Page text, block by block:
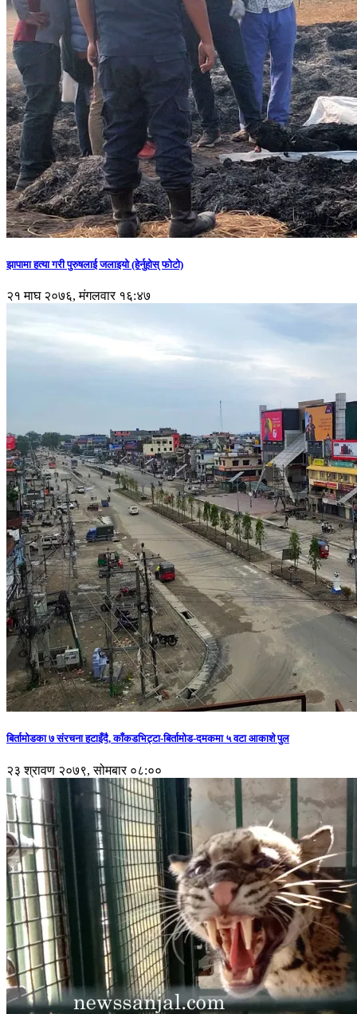
झापामा हत्या गरी पुरुषलाई जलाइयो (हेर्नुहाेस् फाेटाे)
२१ माघ २०७६, मंगलवार १६:४७
बिर्तामोडका ७ संरचना हटाइँदै, काँकडभिट्टा-बिर्तामोड-दमकमा ५ वटा आकाशे पुल
२३ श्रावण २०७९, सोमबार ०८:००